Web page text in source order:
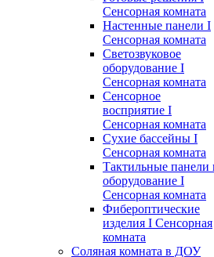
Сенсорная комната
Настенные панели I
Сенсорная комната
Светозвуковое
оборудование I
Сенсорная комната
Сенсорное
восприятие I
Сенсорная комната
Сухие бассейны I
Сенсорная комната
Тактильные панели
оборудование I
Сенсорная комната
Фибероптические
изделия I Сенсорная
комната
Соляная комната в ДОУ